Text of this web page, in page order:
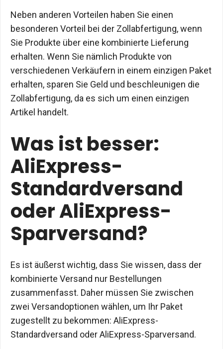
Neben anderen Vorteilen haben Sie einen
besonderen Vorteil bei der Zollabfertigung, wenn
Sie Produkte über eine kombinierte Lieferung
erhalten. Wenn Sie nämlich Produkte von
verschiedenen Verkäufern in einem einzigen Paket
erhalten, sparen Sie Geld und beschleunigen die
Zollabfertigung, da es sich um einen einzigen
Artikel handelt.
Was ist besser:
AliExpress-
Standardversand
oder AliExpress-
Sparversand?
Es ist äußerst wichtig, dass Sie wissen, dass der
kombinierte Versand nur Bestellungen
zusammenfasst. Daher müssen Sie zwischen
zwei Versandoptionen wählen, um Ihr Paket
zugestellt zu bekommen: AliExpress-
Standardversand oder AliExpress-Sparversand.